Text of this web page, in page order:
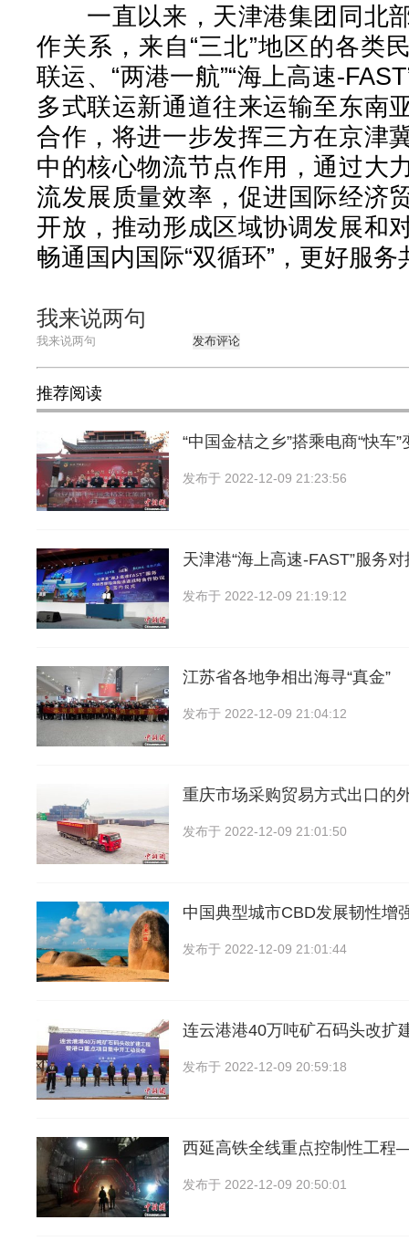
一直以来，天津港集团同北
作关系，来自“三北”地区的各类
联运、“两港一航”“海上高速-
多式联运新通道往来运输至东南
合作，将进一步发挥三方在京津
中的核心物流节点作用，通过大
流发展质量效率，促进国际经济
开放，推动形成区域协调发展和
畅通国内国际“双循环”，更好服务
我来说两句
发布评论
推荐阅读
“中国金桔之乡”搭乘电商“快车”
发布于 2022-12-09 21:23:56
天津港“海上高速-FAST”服务
发布于 2022-12-09 21:19:12
江苏省各地争相出海寻“真金”
发布于 2022-12-09 21:04:12
重庆市场采购贸易方式出口的
发布于 2022-12-09 21:01:50
中国典型城市CBD发展韧性增
发布于 2022-12-09 21:01:44
连云港港40万吨矿石码头改扩
发布于 2022-12-09 20:59:18
西延高铁全线重点控制性工
发布于 2022-12-09 20:50:01